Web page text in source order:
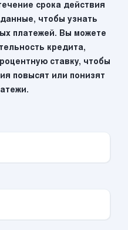
срока действия
чтобы узнать
платежей. Вы можете
кредита,
ставку, чтобы
повысят или понизят